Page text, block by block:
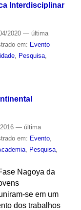
Interdisciplinar
2020 — última
em: Evento
, Pesquisa,
— última
em: Evento,
, Pesquisa,
Nagoya da
se em um
dos trabalhos